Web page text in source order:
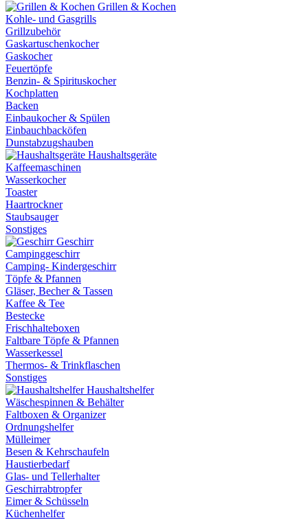
Grillen & Kochen
Kohle- und Gasgrills
Grillzubehör
Gaskartuschenkocher
Gaskocher
Feuertöpfe
Benzin- & Spirituskocher
Kochplatten
Backen
Einbaukocher & Spülen
Einbauchbacköfen
Dunstabzugshauben
Haushaltsgeräte
Kaffeemaschinen
Wasserkocher
Toaster
Haartrockner
Staubsauger
Sonstiges
Geschirr
Campinggeschirr
Camping- Kindergeschirr
Töpfe & Pfannen
Gläser, Becher & Tassen
Kaffee & Tee
Bestecke
Frischhalteboxen
Faltbare Töpfe & Pfannen
Wasserkessel
Thermos- & Trinkflaschen
Sonstiges
Haushaltshelfer
Wäschespinnen & Behälter
Faltboxen & Organizer
Ordnungshelfer
Mülleimer
Besen & Kehrschaufeln
Haustierbedarf
Glas- und Tellerhalter
Geschirrabtropfer
Eimer & Schüsseln
Küchenhelfer